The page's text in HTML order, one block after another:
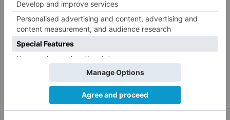
El Burgos CF anuncia que Álex
Lizancos ha sido operado con
éxito del menisco de su rodilla
Detenidas tres personas en
Quintanar de la Sierra con
hachís, cocaína y marihuana
ocultos en su vehículo